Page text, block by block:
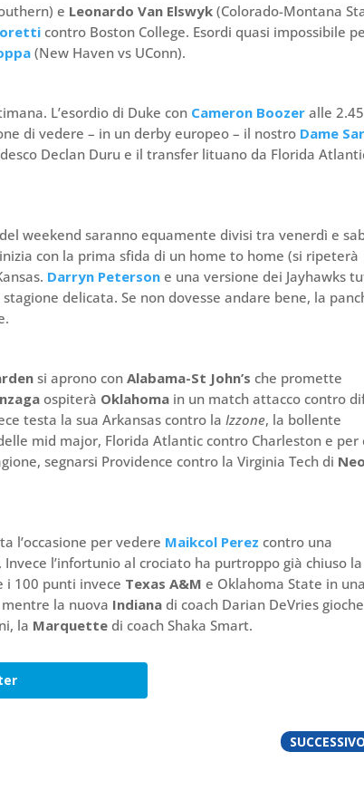
e Leonardo Van Elswyk (Colorado-Montana
contro Boston College. Esordi quasi impossibile
(New Haven vs UConn).
L’esordio di Duke con Cameron Boozer alle 2.45
di vedere – in un derby europeo – il nostro Dame
Declan Duru e il transfer lituano da Florida
weekend saranno equamente divisi tra venerdì e
con la prima sfida di un home to home (si ripeterà
Darryn Peterson e una versione dei Jayhawks
delicata. Se non dovesse andare bene, la
si aprono con Alabama-St John’s che promette
ospiterà Oklahoma in un match attacco contro
testa la sua Arkansas contro la Izzone, la bollente
mid major, Florida Atlantic contro Charleston e per
segnarsi Providence contro la Virginia Tech di
l’occasione per vedere Maikcol Perez contro una
l’infortunio al crociato ha purtroppo già chiuso la
i 100 punti invece Texas A&M e Oklahoma State in una
la nuova Indiana di coach Darian DeVries
la Marquette di coach Shaka Smart.
SUCCESSIVO